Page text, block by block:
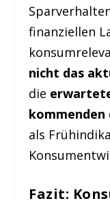
finanziellen
nicht das
die
als
Fazit: